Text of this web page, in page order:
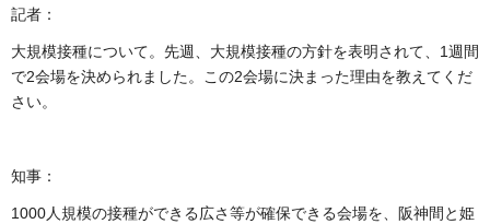
記者：
大規模接種について。先週、大規模接種の方針を表明されて、1週間
で2会場を決められました。この2会場に決まった理由を教えてくだ
さい。
知事：
1000人規模の接種ができる広さ等が確保できる会場を、阪神間と姫